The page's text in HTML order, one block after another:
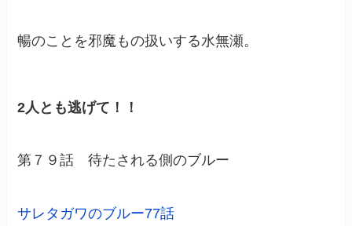
暢のことを邪魔もの扱いする水無瀬。
2人とも逃げて！！
第７９話 待たされる側のブルー
サレタガワのブルー77話